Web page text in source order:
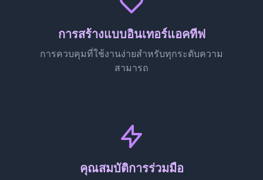
การสร้างแบบอินเทอร์แอคทีฟ
การควบคุมที่ใช้งานง่ายสำหรับทุกระดับความ
สามารถ
คุณสมบัติการร่วมมือ